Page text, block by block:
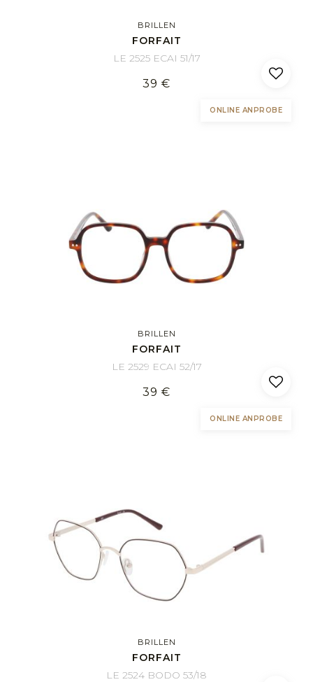
BRILLEN
FORFAIT
LE 2525 ECAI 51/17
39 €
ONLINE ANPROBE
BRILLEN
FORFAIT
LE 2529 ECAI 52/17
39 €
ONLINE ANPROBE
BRILLEN
FORFAIT
LE 2524 BODO 53/18